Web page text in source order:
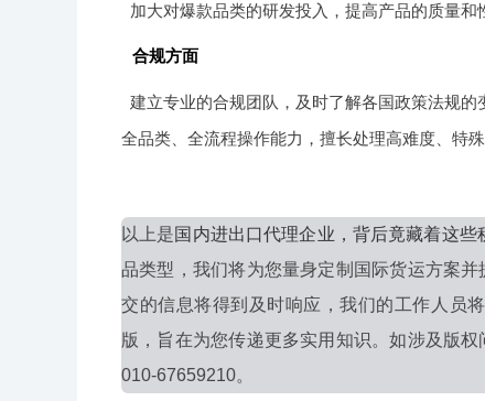
加大对爆款品类的研发投入，提高产品的质量和
合规方面
建立专业的合规团队，及时了解各国政策法规
全品类、全流程操作能力，擅长处理高难度、特
以上是国内进出口代理企业，背后竟藏着这些
品类型，我们将为您量身定制国际货运方案
交的信息将得到及时响应，我们的工作人员
版，旨在为您传递更多实用知识。如涉及版
010-67659210。